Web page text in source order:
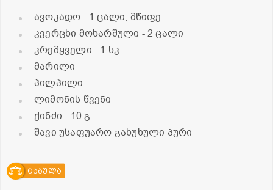
ავოკადო - 1 ცალი, მწიფე
კვერცხი მოხარშული - 2 ცალი
კრემყველი - 1 სკ
მარილი
პილპილი
ლიმონის წვენი
ქინძი- 10 გ
შავი უსაფუარო გახუხული პური
ტაბულა